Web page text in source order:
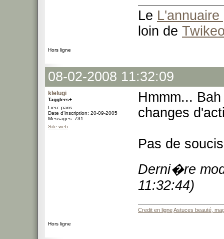
Le L'annuaire
loin de
Hors ligne
08-02-2008 11:32:09
klelugi
Tagglers+
Lieu: paris
Date d'inscription: 20-09-2005
Messages: 731
Site web
Hmmm...
changes
Pas de
Derni�re
11:32:44)
Credit en ligneAstuces beauté,
Hors ligne